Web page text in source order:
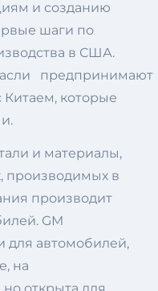
и созданию
шаги по
в США.
предпринимают
которые
и материалы,
производимых в
производит
GM
для автомобилей,
на